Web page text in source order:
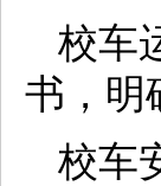
校车
书，明
校车